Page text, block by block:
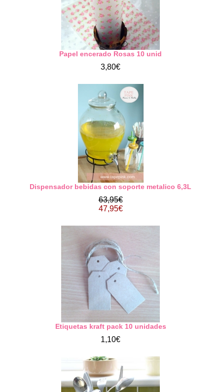
Papel encerado Rosas 10 unid
3,80€
Dispensador bebidas con soporte metalico 6,3L
63,95€
47,95€
Etiquetas kraft pack 10 unidades
1,10€